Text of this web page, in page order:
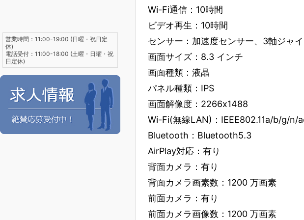
Wi-Fi通信：10時間
ビデオ再生：10時間
センサー：加速度センサー、3軸ジャ
画面サイズ：8.3 インチ
画面種類：液晶
パネル種類：IPS
画面解像度：2266x1488
Wi-Fi(無線LAN)：IEEE802.11a/b/g/n/
Bluetooth：Bluetooth5.3
AirPlay対応：有り
背面カメラ：有り
背面カメラ画素数：1200 万画素
前面カメラ：有り
前面カメラ画像数：1200 万画素
営業時間：11:00-19:00 (日曜・祝日定
休)
電話受付：11:00-18:00 (土曜・日曜・祝
日定休)